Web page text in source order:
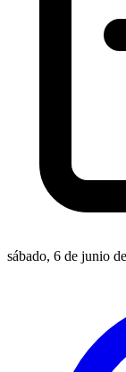
sábado, 6 de junio